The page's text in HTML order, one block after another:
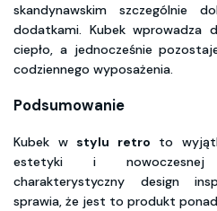
skandynawskim szczególnie
dodatkami. Kubek wprowadza
ciepło, a jednocześnie
codziennego wyposażenia.
Podsumowanie
Kubek w stylu retro to
estetyki i nowoczesnej
charakterystyczny design
sprawia, że jest to produkt